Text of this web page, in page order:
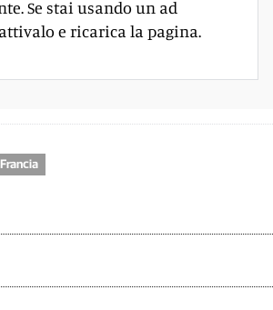
Se stai usando un ad
e ricarica la pagina.
Francia